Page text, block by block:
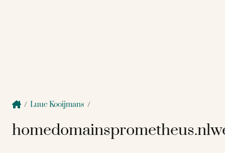
/ Luuc Kooijmans /